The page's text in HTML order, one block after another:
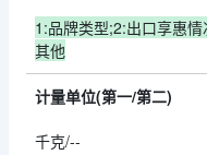
1:品牌类型;2:出口享惠
其他
计量单位(第一/第二)
千克/--